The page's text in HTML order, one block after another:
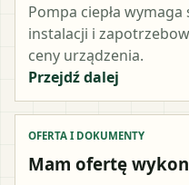
Pompa ciepła
instalacji i
ceny urządzenia.
Przejdź dalej
OFERTA I DOKUMENTY
Mam ofertę